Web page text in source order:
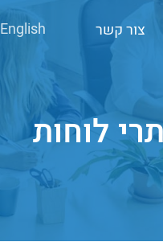
צור קשר English
לוחות